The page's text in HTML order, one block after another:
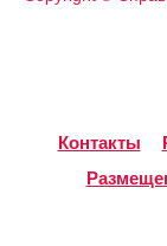
Контакты